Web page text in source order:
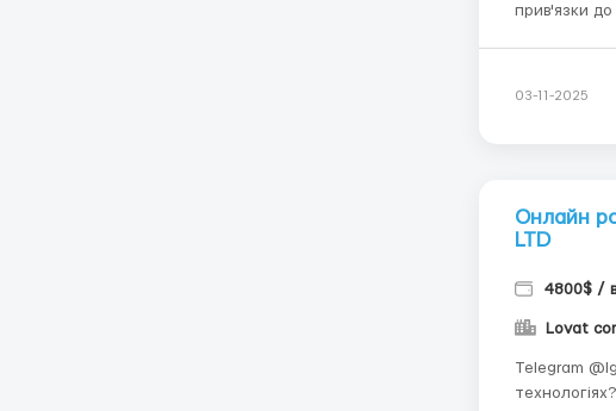
прив'язки
03-11-2025
Онлайн
LTD
4800$ /
Lovat
Telegram